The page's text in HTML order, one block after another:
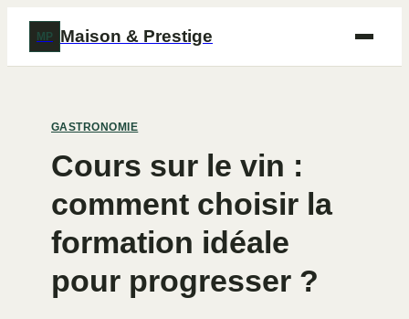
MP Maison & Prestige
GASTRONOMIE
Cours sur le vin :
comment choisir la
formation idéale
pour progresser ?